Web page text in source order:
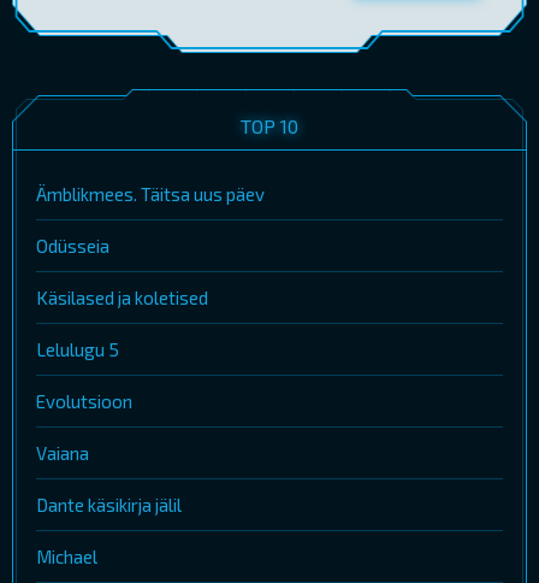
TOP 10
Ämblikmees. Täitsa uus päev
Odüsseia
Käsilased ja koletised
Lelulugu 5
Evolutsioon
Vaiana
Dante käsikirja jälil
Michael